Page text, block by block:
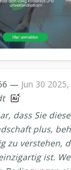
— Jun 30
dass Sie
plus,
zu verstehen,
ist.